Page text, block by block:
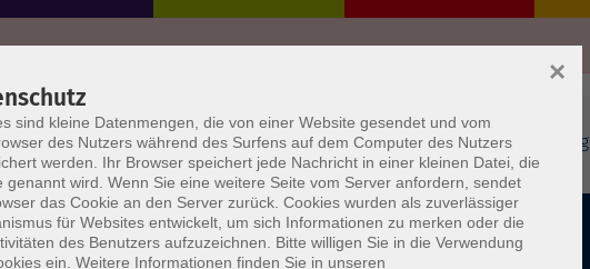
Impressum Datenschutzerklärung AGB/Widerrufsbelehrung
sind kleine Datenmengen, die von einer Website gesendet und vom
des Nutzers während des Surfens auf dem Computer des Nutzers
werden. Ihr Browser speichert jede Nachricht in einer kleinen Datei, die
genannt wird. Wenn Sie eine weitere Seite vom Server anfordern, sendet
das Cookie an den Server zurück. Cookies wurden als zuverlässiger
für Websites entwickelt, um sich Informationen zu merken oder die
des Benutzers aufzuzeichnen. Bitte willigen Sie in die Verwendung
ein. Weitere Informationen finden Sie in unseren
×